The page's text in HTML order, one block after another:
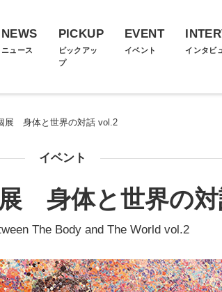
NEWS
ニュース
PICKUP
ピックアッ
プ
EVENT
イベント インタビ
展 身体と世界の対話 vol.2
イベント
身体と世界の対
The Body and The World vol.2